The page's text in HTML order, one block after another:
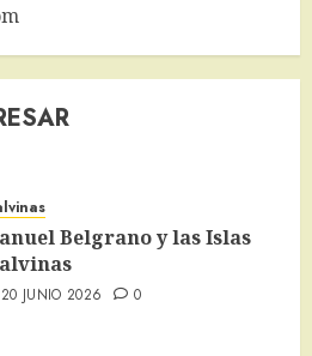
Belgrano y las Islas
20 JUNIO 2026 0